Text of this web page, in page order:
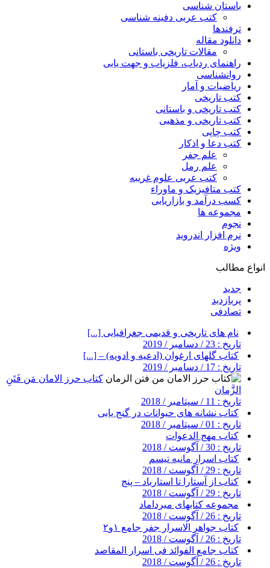
باستان شناسی
کتب عربی دفینه شناسی
ترفندها
دانلود مقاله
مقالات تاریخی باستانی
راهنمای ردیاب، فلزیاب و جهت یابی
روانشناسی
ریاضیات و آمار
کتب تاریخی
کتب تاریخی و باستانی
کتب تاریخی و مذهبی
کتب چاپی
کتب دعا و اذکار
علم جفر
علم رمل
کتب عربی علوم غریبه
کتب متافیزیک و ماوراء
کسب درآمد و بازاریابی
مجموعه ها
نجوم
نرم افزار اندروید
ویژه
انواع مطالب
جدید
پربازدید
تصادفی
نام های تاریخی و قدیمی جغرافیایی [...]
تاریخ : 23 / دسامبر / 2019
کتاب گلهای ارغوان (ادعیه و ادویه) – [...]
تاریخ : 17 / دسامبر / 2019
کتاب حرز الامان مَن فَتَنِ
الزَّمان
تاریخ : 11 / سپتامبر / 2018
کتاب نشانه های حیوانات در گنج یابی
تاریخ : 01 / سپتامبر / 2018
کتاب مهج الدعوات
تاریخ : 30 / آگوست / 2018
کتاب اسرار مانیه تیسم
تاریخ : 29 / آگوست / 2018
کتاب از آستارا تا استارباد – پنج
تاریخ : 29 / آگوست / 2018
مجموعه کتابهای میرداماد
تاریخ : 26 / آگوست / 2018
کتاب جواهر الاسرار جفر جامع ۱و۲
تاریخ : 26 / آگوست / 2018
کتاب جامع الفوائد فی اسرار المقاصد
تاریخ : 26 / آگوست / 2018